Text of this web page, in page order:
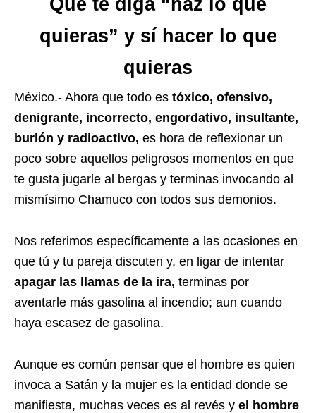
Que te diga “haz lo que
quieras” y sí hacer lo que
quieras
México.- Ahora que todo es tóxico, ofensivo,
denigrante, incorrecto, engordativo, insultante,
burlón y radioactivo, es hora de reflexionar un
poco sobre aquellos peligrosos momentos en que
te gusta jugarle al bergas y terminas invocando al
mismísimo Chamuco con todos sus demonios.
Nos referimos específicamente a las ocasiones en
que tú y tu pareja discuten y, en ligar de intentar
apagar las llamas de la ira, terminas por
aventarle más gasolina al incendio; aun cuando
haya escasez de gasolina.
Aunque es común pensar que el hombre es quien
invoca a Satán y la mujer es la entidad donde se
manifiesta, muchas veces es al revés y el hombre